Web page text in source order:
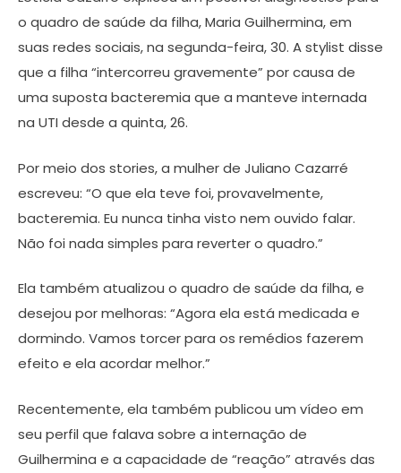
o quadro de saúde da filha, Maria Guilhermina, em
suas redes sociais, na segunda-feira, 30. A stylist disse
que a filha “intercorreu gravemente” por causa de
uma suposta bacteremia que a manteve internada
na UTI desde a quinta, 26.
Por meio dos stories, a mulher de Juliano Cazarré
escreveu: “O que ela teve foi, provavelmente,
bacteremia. Eu nunca tinha visto nem ouvido falar.
Não foi nada simples para reverter o quadro.”
Ela também atualizou o quadro de saúde da filha, e
desejou por melhoras: “Agora ela está medicada e
dormindo. Vamos torcer para os remédios fazerem
efeito e ela acordar melhor.”
Recentemente, ela também publicou um vídeo em
seu perfil que falava sobre a internação de
Guilhermina e a capacidade de “reação” através das